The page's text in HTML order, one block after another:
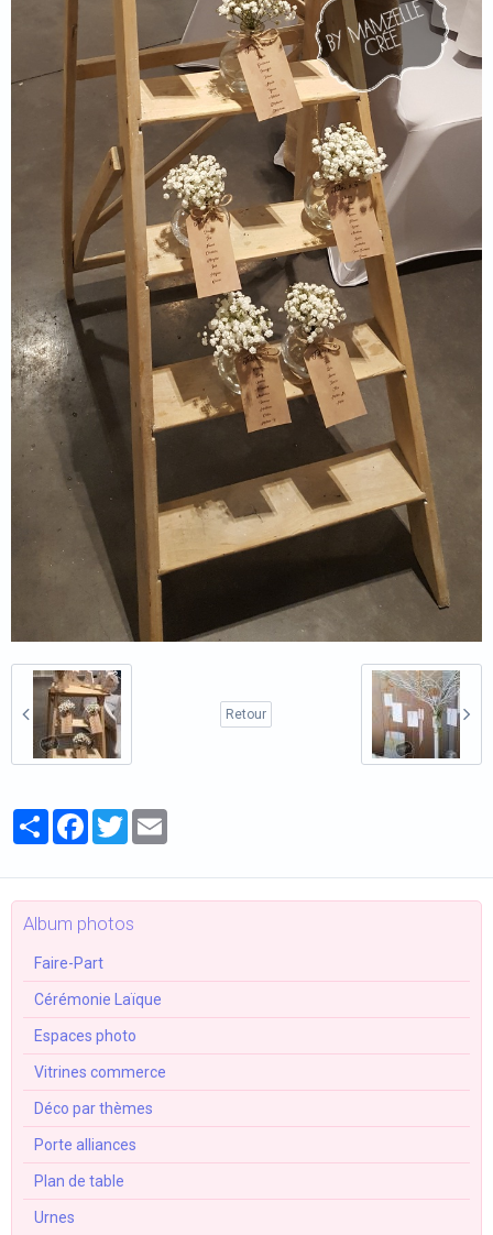
Retour
PartagerFacebook
Twitter
Album photos
Faire-Part
Cérémonie Laïque
Espaces photo
Vitrines commerce
Déco par thèmes
Porte alliances
Plan de table
Urnes